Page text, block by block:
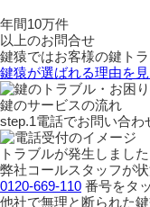
年間10万件
以上のお問合せ
鍵猿ではお客様の鍵ト
鍵猿が選ばれる理由を見
鍵のサービスの流れ
step.1電話でお問い合わ
トラブルが発生しまし
弊社コールスタッフが
0120-669-110 番号をタ
他社で無理と断られた